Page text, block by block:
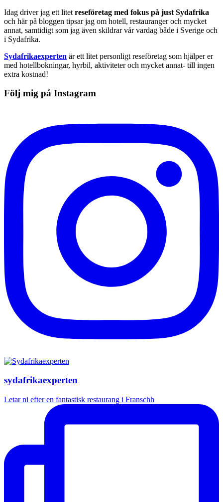
Idag driver jag ett litet reseföretag med fokus på just Sydafrika
och här på bloggen tipsar jag om hotell, restauranger och mycket
annat, samtidigt som jag även skildrar vår vardag både i Sverige och
i Sydafrika.
Sydafrikaexperten är ett litet personligt reseföretag som hjälper er
med hotellbokningar, hyrbil, aktiviteter och mycket annat- till ingen
extra kostnad!
Följ mig på Instagram
sydafrikaexperten
Letar ni efter en fantastisk restaurang i Franschh